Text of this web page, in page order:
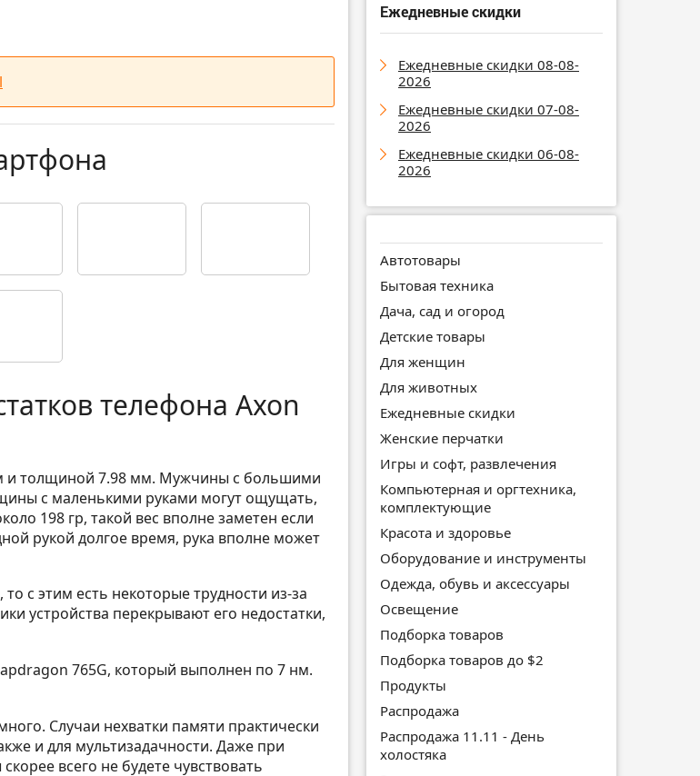
телефона Axon
и толщиной 7.98 мм. Мужчины с большими
с маленькими руками могут ощущать,
198 гр, такой вес вполне заметен если
рукой долгое время, рука вполне может
с этим есть некоторые трудности из-за
устройства перекрывают его недостатки,
765G, который выполнен по 7 нм.
Случаи нехватки памяти практически
и для мультизадачности. Даже при
всего не будете чувствовать
Ежедневные скидки
Ежедневные скидки 08-08-
2026
Ежедневные скидки 07-08-
2026
Ежедневные скидки 06-08-
2026
Автотовары
Бытовая техника
Дача, сад и огород
Детские товары
Для женщин
Для животных
Ежедневные скидки
Женские перчатки
Игры и софт, развлечения
Компьютерная и оргтехника,
комплектующие
Красота и здоровье
Оборудование и инструменты
Одежда, обувь и аксессуары
Освещение
Подборка товаров
Подборка товаров до $2
Продукты
Распродажа
Распродажа 11.11 - День
холостяка